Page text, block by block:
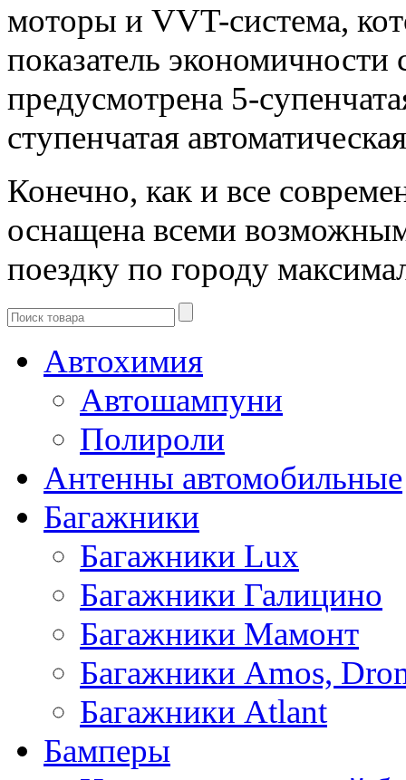
моторы и VVT-система,
показатель экономичности
предусмотрена 5-
ступенчатая
Конечно, как и все
оснащена всеми
поездку по городу
Автохимия
Автошампуни
Полироли
Антенны автомобильные
Багажники
Багажники Lux
Багажники Галицино
Багажники Мамонт
Багажники Amos,
Багажники Atlant
Бамперы